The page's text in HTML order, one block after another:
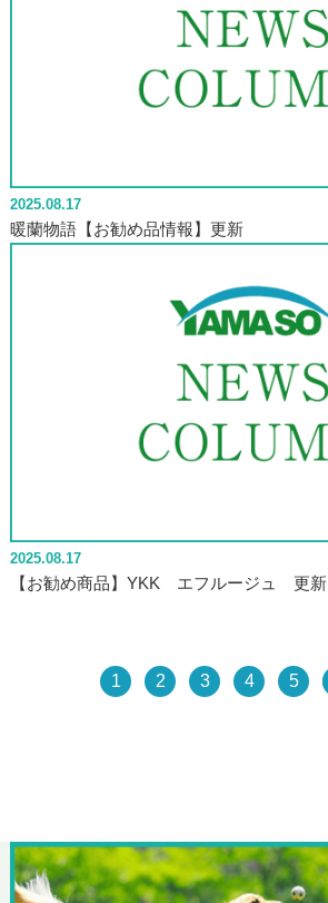
2025.08.17
暖蘭物語【お勧め品情報】更新
2025.08.17
【お勧め商品】YKK エフルージュ 更新
1 2 3 4 5